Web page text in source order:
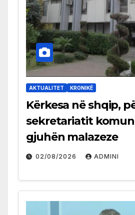
AKTUALITET KRONIKË
Kërkesa në shqip,
sekretariatit
gjuhën malazeze
02/08/2026 ADMINI